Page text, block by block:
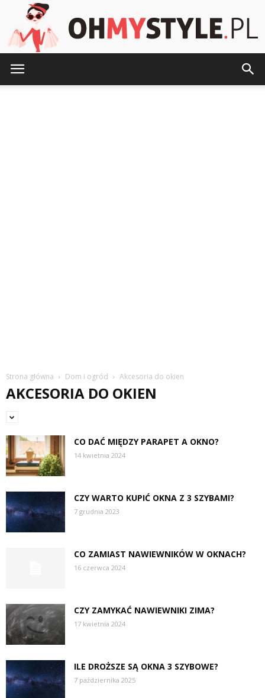
Strona główna Dom i ogród Akcesoria do okien
AKCESORIA DO OKIEN
CO DAĆ MIĘDZY PARAPET A OKNO?
14 kwietnia 2024
CZY WARTO KUPIĆ OKNA Z 3 SZYBAMI?
7 grudnia 2023
CO ZAMIAST NAWIEWNIKÓW W OKNACH?
16 czerwca 2024
CZY ZAMYKAĆ NAWIEWNIKI ZIMA?
17 kwietnia 2024
ILE DROŻSZE SĄ OKNA 3 SZYBOWE?
7 października 2025